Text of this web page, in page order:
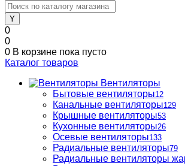
0
0
0 В корзине пока пусто
Каталог товаров
Вентиляторы
Бытовые вентиляторы12
Канальные вентиляторы129
Крышные вентиляторы53
Кухонные вентиляторы26
Осевые вентиляторы133
Радиальные вентиляторы79
Радиальные вентиляторы